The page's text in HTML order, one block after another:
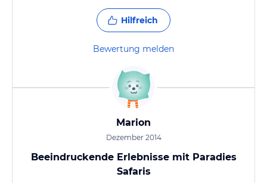
Hilfreich
Bewertung melden
Marion
Dezember 2014
Beeindruckende Erlebnisse mit Paradies
Safaris